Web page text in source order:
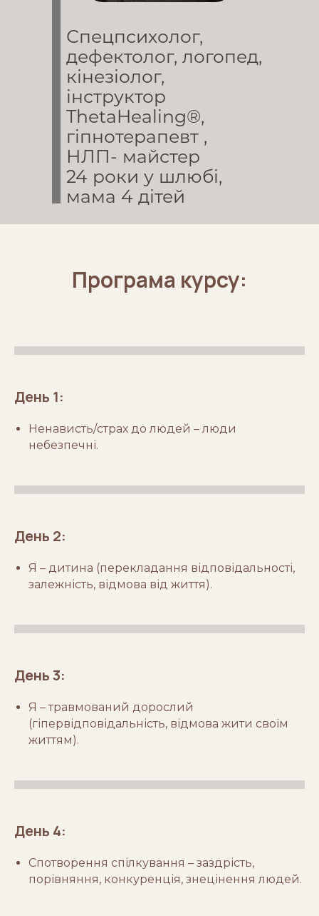
Спецпсихолог,
дефектолог, логопед,
кінезіолог,
інструктор
ThetaHealing®,
гіпнотерапевт ,
НЛП- майстер
24 роки у шлюбі,
мама 4 дітей
Програма курсу:
День 1:
Ненависть/страх до людей – люди
небезпечні.
День 2:
Я – дитина (перекладання відповідальності,
залежність, відмова від життя).
День 3:
Я – травмований дорослий
(гіпервідповідальність, відмова жити своїм
життям).
День 4:
Спотворення спілкування – заздрість,
порівняння, конкуренція, знецінення людей.